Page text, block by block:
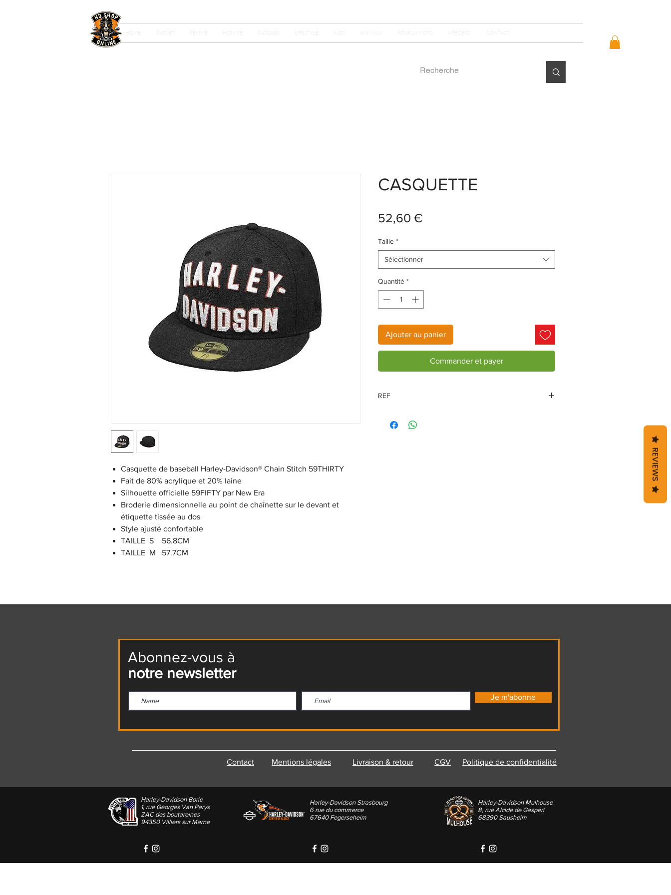
HOME OUTLET FEMME HOMME CASQUES LIFESTYLE KIDS ANIMAUX POUR LA MOTO A PROPOS CONTACT
Casquette de baseball Harley-Davidson® Chain Stitch 59THIRTY
Fait de 80% acrylique et 20% laine
Silhouette officielle 59FIFTY par New Era
Broderie dimensionnelle au point de chaînette sur le devant et
étiquette tissée au dos
Style ajusté confortable
TAILLE S 56.8CM
TAILLE M 57.7CM
CASQUETTE
52,60 €Prix
Taille *
Sélectionner
Quantité *
Ajouter au panier
Commander et payer
REF
Abonnez-vous à
notre newsletter
Je m'abonne
Contact Mentions légales Livraison & retour CGV Politique de confidentialité
Harley-Davidson Borie
1, rue Georges Van Parys
ZAC des boutareines
94350 Villiers sur Marne
Harley-Davidson Strasbourg
6 rue du commerce
67640 Fegerseheim
Harley-Davidson Mulhouse
8, rue Alcide de Gaspéri
68390 Sausheim
REVIEWS